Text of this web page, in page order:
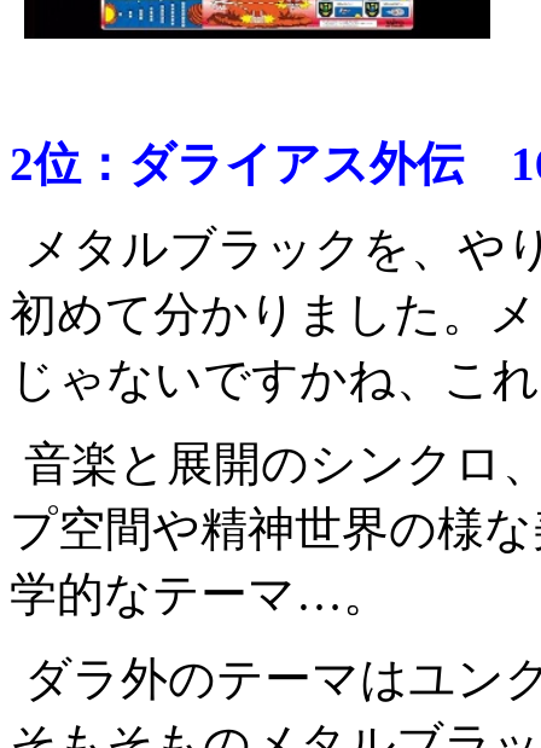
2位：ダライアス外伝
メタルブラックを、や
初めて分かりました。
じゃないですかね、こ
音楽と展開のシンクロ
プ空間や精神世界の様
学的なテーマ…。
ダラ外のテーマはユン